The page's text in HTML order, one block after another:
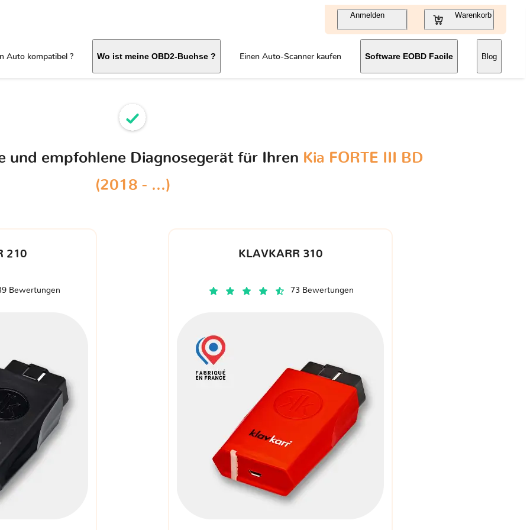
Anmelden Warenkorb
Auto kompatibel ? Wo ist meine OBD2-Buchse ? Einen Auto-Scanner kaufen Software EOBD Facile Blog
und empfohlene Diagnosegerät für Ihren Kia FORTE III BD
(2018 - ...)
210
Bewertungen
KLAVKARR 310
73 Bewertungen